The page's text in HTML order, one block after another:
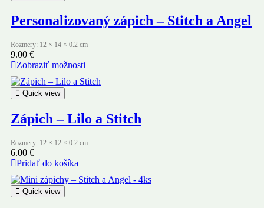
Personalizovaný zápich – Stitch a Angel
Rozmery: 12 × 14 × 0.2 cm
9.00 €
Zobraziť možnosti
Quick view
Zápich – Lilo a Stitch
Rozmery: 12 × 12 × 0.2 cm
6.00 €
Pridať do košíka
Quick view